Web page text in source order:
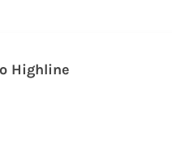
Highline